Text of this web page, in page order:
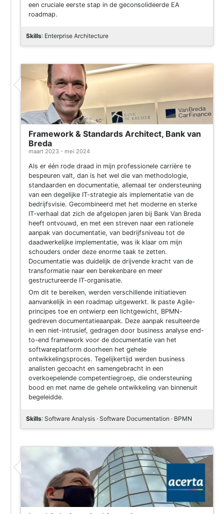
een cruciale eerste stap in de geconsolideerde EA
roadmap.
Skills: Enterprise Architecture
Framework & Standards Architect, Bank van
Breda
maart 2023 - mei 2024
Als er één rode draad in mijn professionele carrière te
bespeuren valt, dan is het wel die van methodologie,
standaarden en documentatie, allemaal ter ondersteuning
van een degelijke IT-strategie als implementatie van de
bedrijfsvisie. Gecombineerd met het moderne en sterke
IT-verhaal dat zich de afgelopen jaren bij Bank Van Breda
heeft ontvouwd, en met een streven naar een rationele
aanpak van documentatie, van bedrijfsniveau tot de
daadwerkelijke implementatie, was ik klaar om mijn
schouders onder deze enorme taak te zetten.
Documentatie was duidelijk de drijvende kracht van de
transformatie naar een berekenbare en meer
gestructureerde IT-organisatie.
Om dit te bereiken, werden verschillende initiatieven
aanvankelijk in een roadmap uitgewerkt. Ik paste Agile-
principes toe en ontwierp een lichtgewicht, BPMN-
gedreven documentatieaanpak. Deze aanpak resulteerde
in een niet-intrusief, gedragen door business analyse end-
to-end framework voor de documentatie van het
softwareplatform doorheen het gehele
ontwikkelingsproces. Tegelijkertijd werden business
analisten gecoacht en samengebracht in een
overkoepelende competentiegroep, die ondersteuning
bood en met name de gehele ontwikkeling van binnenuit
begeleidde.
Skills: Software Analysis · Software Documentation · BPMN